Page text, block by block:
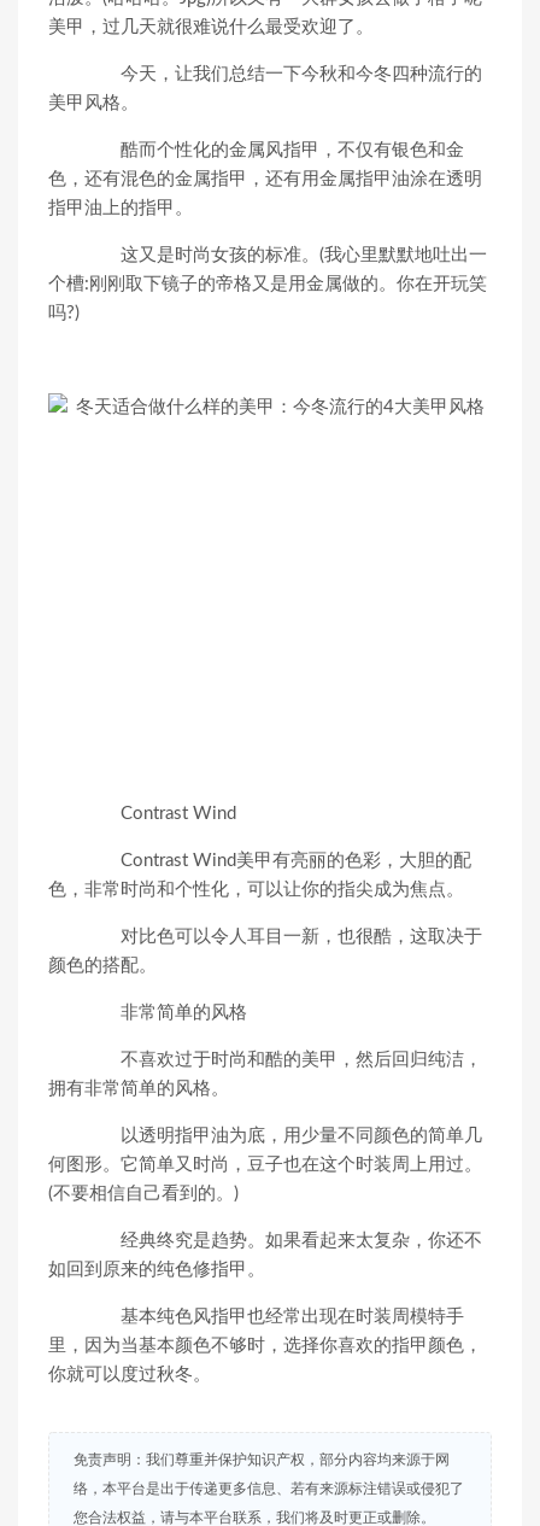
美甲，过几天就很难说什么最受欢迎了。
今天，让我们总结一下今秋和今冬四种流行的
美甲风格。
酷而个性化的金属风指甲，不仅有银色和金
色，还有混色的金属指甲，还有用金属指甲油涂在透明
指甲油上的指甲。
这又是时尚女孩的标准。(我心里默默地吐出一
个槽:刚刚取下镜子的帝格又是用金属做的。你在开玩笑
吗?)
Contrast Wind
Contrast Wind美甲有亮丽的色彩，大胆的配
色，非常时尚和个性化，可以让你的指尖成为焦点。
对比色可以令人耳目一新，也很酷，这取决于
颜色的搭配。
非常简单的风格
不喜欢过于时尚和酷的美甲，然后回归纯洁，
拥有非常简单的风格。
以透明指甲油为底，用少量不同颜色的简单几
何图形。它简单又时尚，豆子也在这个时装周上用过。
(不要相信自己看到的。)
经典终究是趋势。如果看起来太复杂，你还不
如回到原来的纯色修指甲。
基本纯色风指甲也经常出现在时装周模特手
里，因为当基本颜色不够时，选择你喜欢的指甲颜色，
你就可以度过秋冬。
免责声明：我们尊重并保护知识产权，部分内容均来源于网
络，本平台是出于传递更多信息、若有来源标注错误或侵犯了
您合法权益，请与本平台联系，我们将及时更正或删除。